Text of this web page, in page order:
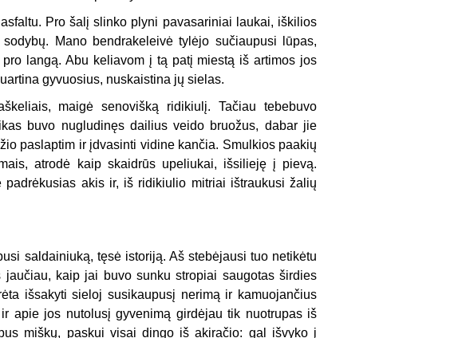
Pro šalį slinko plyni pavasariniai laukai, iškilios
Mano bendrakeleivė tylėjo sučiaupusi lūpas,
langą. Abu keliavom į tą patį miestą iš artimos jos
gyvuosius, nuskaistina jų sielas.
maigė senovišką ridikiulį. Tačiau tebebuvo
buvo nugludinęs dailius veido bruožus, dabar jie
paslaptim ir įdvasinti vidine kančia. Smulkios paakių
atrodė kaip skaidrūs upeliukai, išsilieję į pievą.
padrėkusias akis ir, iš ridikiulio mitriai ištraukusi žalių
saldainiuką, tęsė istoriją. Aš stebėjausi tuo netikėtu
kaip jai buvo sunku stropiai saugotas širdies
išsakyti sieloj susikaupusį nerimą ir kamuojančius
apie jos nutolusį gyvenimą girdėjau tik nuotrupas iš
miškų, paskui visai dingo iš akiračio: gal išvyko į